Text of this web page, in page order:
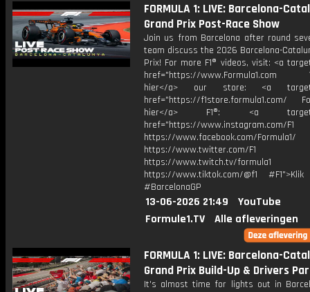
FORMULA 1: LIVE: Barcelona-
Grand Prix Post-Race Show
Join us from Barcelona after round
team discuss the 2026 Barcelona-
Prix! For more F1® videos, visit: <a
href="https://www.Formula1.com
hier</a> our store: <a
href="https://f1store.formula1.com/
hier</a> F1®: <a
href="https://www.instagram.com/F1
https://www.facebook.com/Formula1/
https://www.twitter.com/F1
https://www.twitch.tv/formula1
https://www.tiktok.com/@f1
#BarcelonaGP
13-06-2026 21:49
YouTube
Formule1.TV
Alle afleveringen
FORMULA 1: LIVE: Barcelona-
Grand Prix Build-Up & Drivers
It's almost time for lights out in